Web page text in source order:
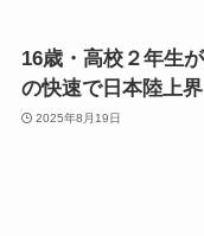
16歳・高校２年生
の快速で日本陸上
2025年8月19日